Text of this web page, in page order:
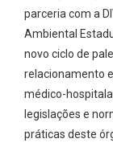
parceria com a
Ambiental
novo ciclo de
relacionamento
médico-
legislações e
práticas deste